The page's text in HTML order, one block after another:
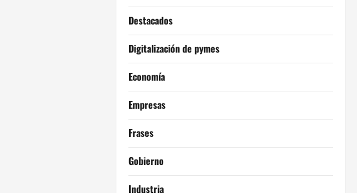
Destacados
Digitalización de pymes
Economía
Empresas
Frases
Gobierno
Industria